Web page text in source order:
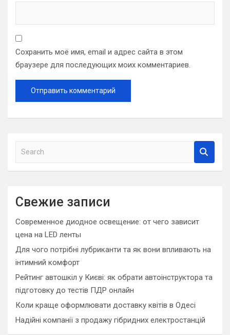
Сохранить моё имя, email и адрес сайта в этом
браузере для последующих моих комментариев.
a
c
Свежие записи
Современное диодное освещение: от чего зависит
цена на LED ленты
Для чого потрібні лубриканти та як вони впливають на
інтимний комфорт
Рейтинг автошкіл у Києві: як обрати автоінструктора та
підготовку до тестів ПДР онлайн
Коли краще оформлювати доставку квітів в Одесі
Надійні компанії з продажу гібридних електростанцій